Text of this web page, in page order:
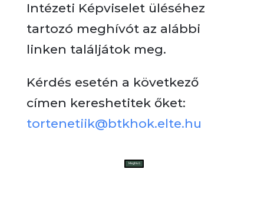
Intézeti Képviselet üléséhez
tartozó meghívót az alábbi
linken találjátok meg.
Kérdés esetén a következő
címen kereshetitek őket:
tortenetiik@btkhok.elte.hu
Meghívó